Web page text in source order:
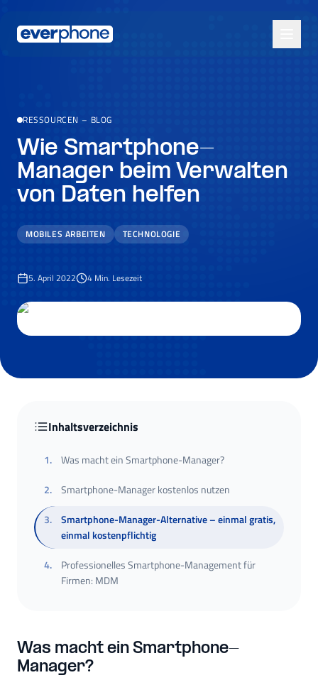
RESSOURCEN – BLOG
Wie Smartphone-
Manager beim Verwalten
von Daten helfen
MOBILES ARBEITEN TECHNOLOGIE
5. April 2022 4 Min. Lesezeit
Inhaltsverzeichnis
1.
Was macht ein Smartphone-Manager?
2.
Smartphone-Manager kostenlos nutzen
3.
Smartphone-Manager-Alternative – einmal gratis,
einmal kostenpflichtig
4.
Professionelles Smartphone-Management für
Firmen: MDM
Was macht ein Smartphone-
Manager?